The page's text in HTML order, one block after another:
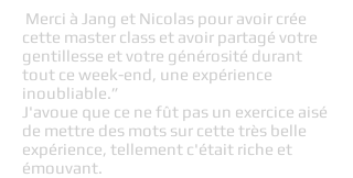
Merci à Jang et Nicolas pour avoir crée
cette master class et avoir partagé votre
gentillesse et votre générosité durant
tout ce week-end, une expérience
inoubliable.”
J'avoue que ce ne fût pas un exercice aisé
de mettre des mots sur cette très belle
expérience, tellement c'était riche et
émouvant.